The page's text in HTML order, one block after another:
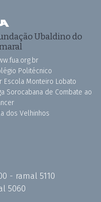
Ubaldino do
Politécnico
Escola Monteiro Lobato
Sorocabana de Combate ao
dos Velhinhos
- ramal 5110
5060